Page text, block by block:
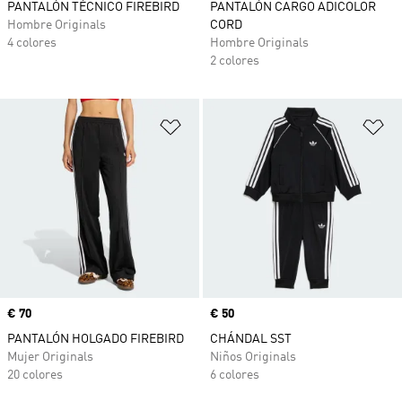
PANTALÓN TÉCNICO FIREBIRD
Hombre Originals
4 colores
PANTALÓN CARGO ADICOLOR
CORD
Hombre Originals
2 colores
Añadir a la lista de deseos
Precio
€ 70
PANTALÓN HOLGADO FIREBIRD
Mujer Originals
20 colores
Precio
€ 50
CHÁNDAL SST
Niños Originals
6 colores